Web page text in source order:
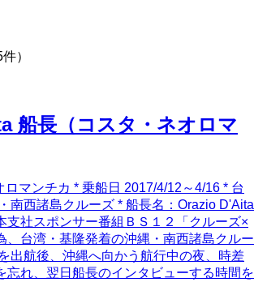
）
船長（コスタ・ネオロマ
ロマンチカ * 乗船日 2017/4/12～4/16 * 台
南西諸島クルーズ * 船長名：Orazio D'Aita
支社スポンサー番組ＢＳ１２「クルーズ×
、台湾・基隆発着の沖縄・南西諸島クルー
出航後、沖縄へ向かう航行中の夜、時差
忘れ、翌日船長のインタビューする時間を